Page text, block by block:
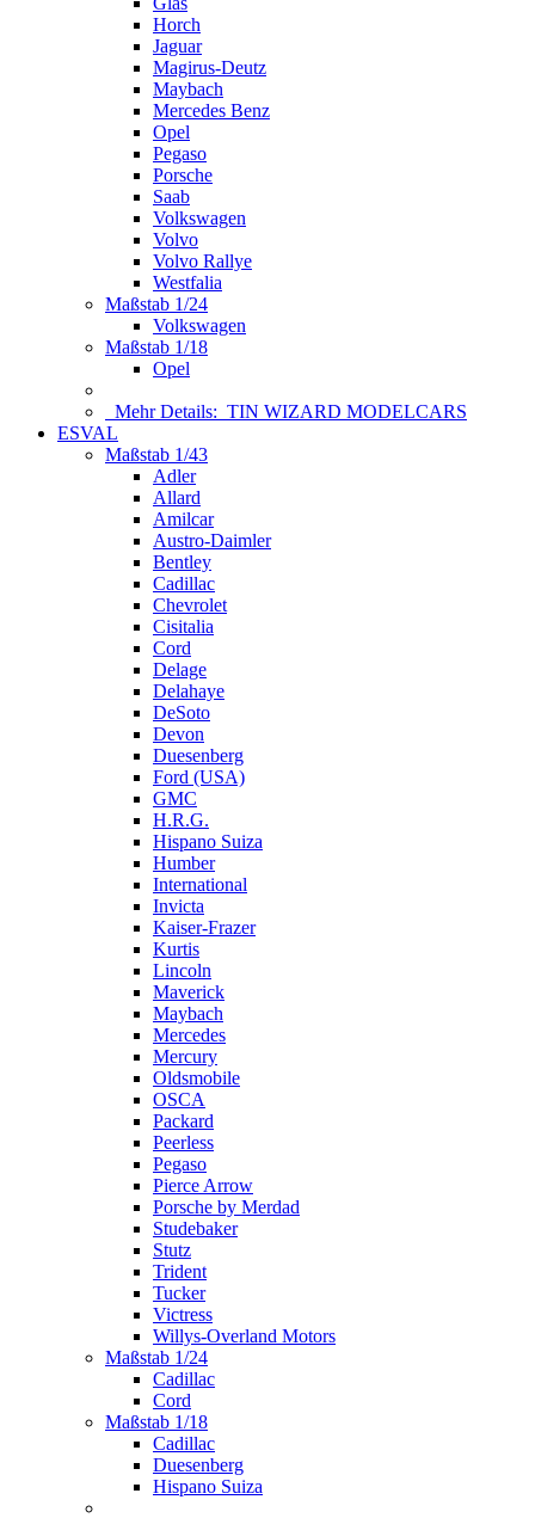
Horch
Jaguar
Magirus-Deutz
Maybach
Mercedes Benz
Opel
Pegaso
Porsche
Saab
Volkswagen
Volvo
Volvo Rallye
Westfalia
Maßstab 1/24
Volkswagen
Maßstab 1/18
Opel
Mehr Details: TIN WIZARD MODELCARS
ESVAL
Maßstab 1/43
Adler
Allard
Amilcar
Austro-Daimler
Bentley
Cadillac
Chevrolet
Cisitalia
Cord
Delage
Delahaye
DeSoto
Devon
Duesenberg
Ford (USA)
GMC
H.R.G.
Hispano Suiza
Humber
International
Invicta
Kaiser-Frazer
Kurtis
Lincoln
Maverick
Maybach
Mercedes
Mercury
Oldsmobile
OSCA
Packard
Peerless
Pegaso
Pierce Arrow
Porsche by Merdad
Studebaker
Stutz
Trident
Tucker
Victress
Willys-Overland Motors
Maßstab 1/24
Cadillac
Cord
Maßstab 1/18
Cadillac
Duesenberg
Hispano Suiza